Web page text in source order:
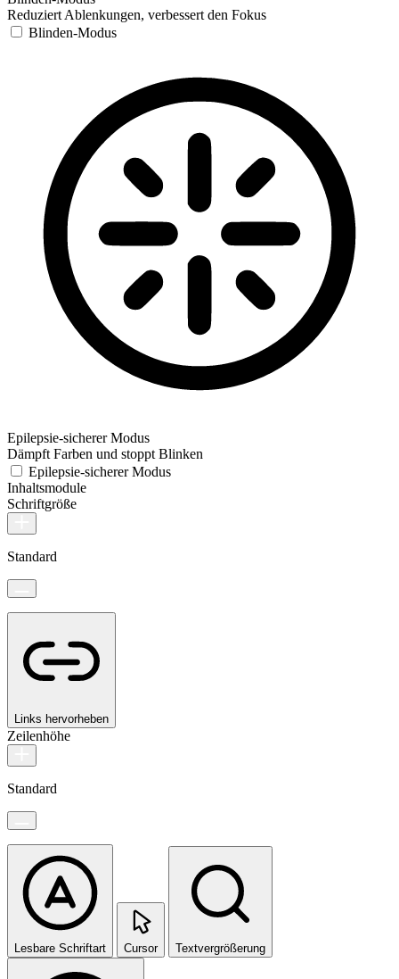
Reduziert Ablenkungen, verbessert den Fokus
Blinden-Modus
Epilepsie-sicherer Modus
Dämpft Farben und stoppt Blinken
Epilepsie-sicherer Modus
Inhaltsmodule
Schriftgröße
Standard
Links hervorheben
Zeilenhöhe
Standard
Lesbare Schriftart Cursor Textvergrößerung